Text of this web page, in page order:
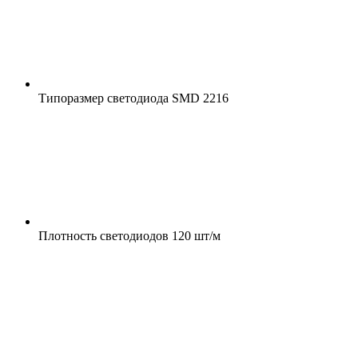
Типоразмер светодиода SMD 2216
Плотность светодиодов 120 шт/м